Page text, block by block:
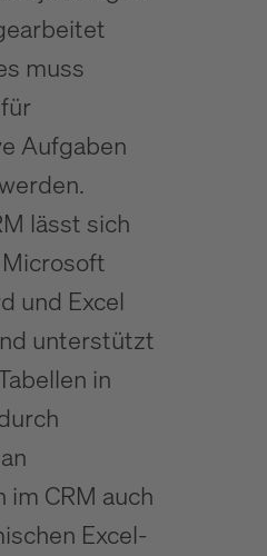
muss
Aufgaben
lässt sich
und Excel
unterstützt
in
im CRM auch
Excel-